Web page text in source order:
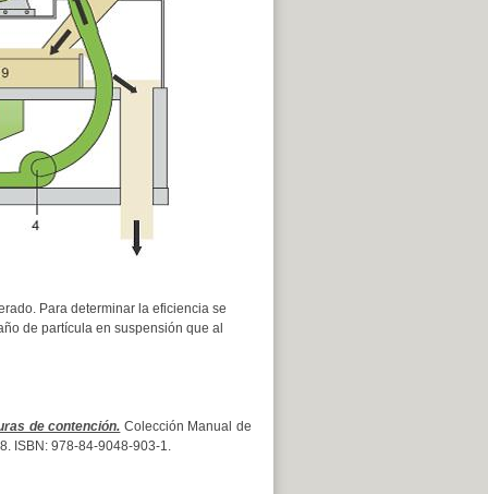
Para determinar la eficiencia se
de partícula en suspensión que al
de contención. Colección Manual de
ISBN: 978-84-9048-903-1.